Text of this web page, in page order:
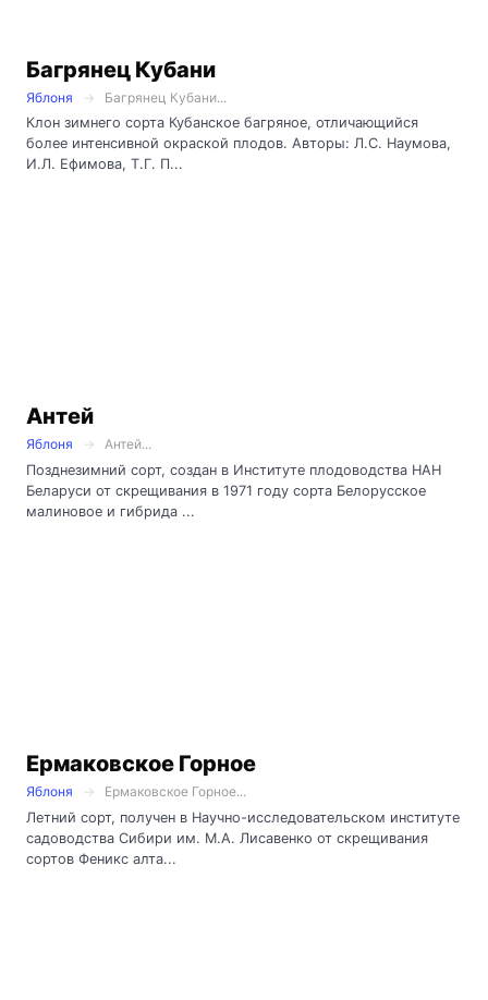
Багрянец Кубани
Яблоня
Багрянец Кубани...
Клон зимнего сорта Кубанское багряное, отличающийся
более интенсивной окраской плодов. Авторы: Л.С. Наумова,
И.Л. Ефимова, Т.Г. П...
Антей
Яблоня
Антей...
Позднезимний сорт, создан в Институте плодоводства НАН
Беларуси от скрещивания в 1971 году сорта Белорусское
малиновое и гибрида ...
Ермаковское Горное
Яблоня
Ермаковское Горное...
Летний сорт, получен в Научно-исследовательском институте
садоводства Сибири им. М.А. Лисавенко от скрещивания
сортов Феникс алта...